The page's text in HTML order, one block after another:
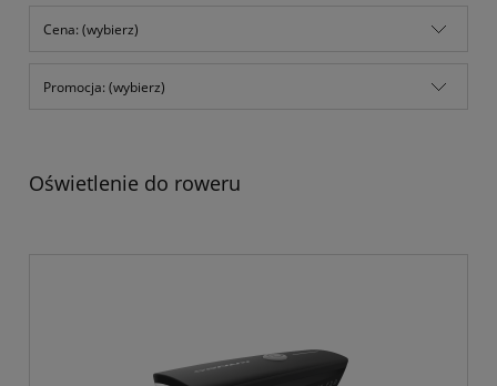
Cena: (wybierz)
Promocja: (wybierz)
Oświetlenie do roweru